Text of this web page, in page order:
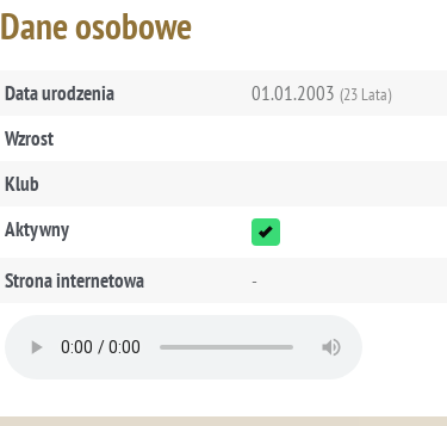
Dane osobowe
Data urodzenia 01.01.2003 (23 Lata)
Wzrost
Klub
Aktywny
Strona internetowa
-